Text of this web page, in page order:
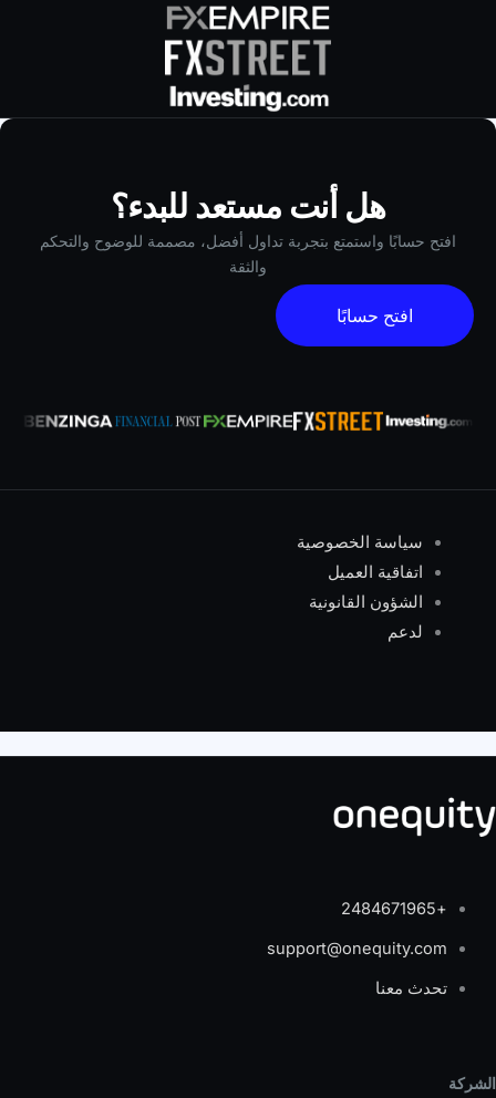
هل أنت مستعد للبدء؟
افتح حسابًا واستمتع بتجربة تداول أفضل، مصممة للوضوح والتحكم
والثقة
افتح حسابًا
سياسة الخصوصية
اتفاقية العميل
الشؤون القانونية
لدعم
+2484671965
support@onequity.com
تحدث معنا
الشركة